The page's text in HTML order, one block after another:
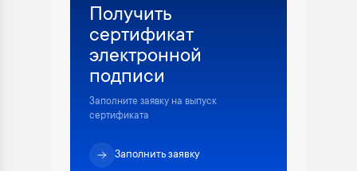
Получить
сертификат
электронной
подписи
Заполните заявку на выпуск
сертификата
Заполнить заявку